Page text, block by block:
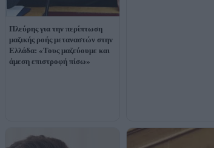
Πλεύρης για την περίπτωση
μαζικής ροής μεταναστών στην
Ελλάδα: «Τους μαζεύουμε και
άμεση επιστροφή πίσω»